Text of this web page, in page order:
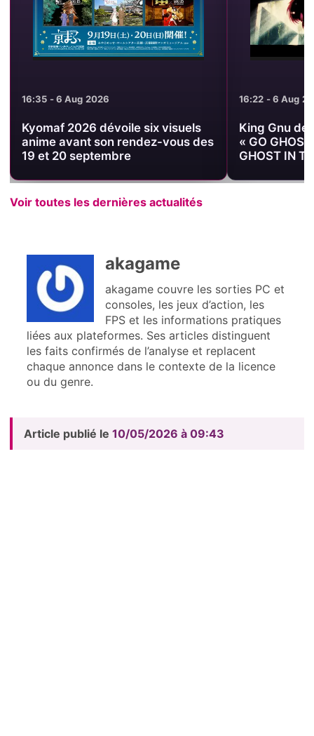
16:35 - 6 Aug 2026
Kyomaf 2026 dévoile six visuels
anime avant son rendez-vous des
19 et 20 septembre
16:22 - 6 Aug
King Gnu
« GO
GHOST IN
Voir toutes les dernières actualités
akagame
akagame couvre les sorties PC et
consoles, les jeux d’action, les
FPS et les informations pratiques
liées aux plateformes. Ses articles distinguent
les faits confirmés de l’analyse et replacent
chaque annonce dans le contexte de la licence
ou du genre.
Article publié le 10/05/2026 à 09:43